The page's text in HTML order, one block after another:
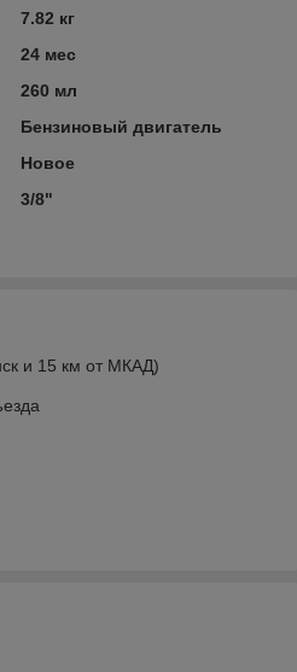
7.82 кг
24 мес
260 мл
Бензиновый двигатель
Новое
3/8"
и 15 км от МКАД)